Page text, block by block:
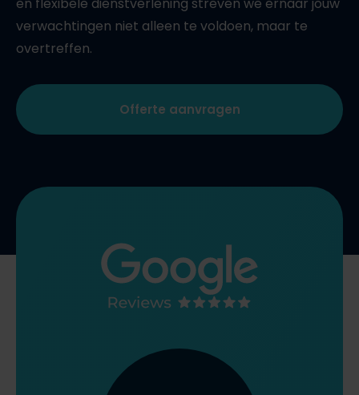
en flexibele dienstverlening streven we ernaar jouw
verwachtingen niet alleen te voldoen, maar te
overtreffen.
Offerte aanvragen